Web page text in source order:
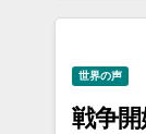
世界の声
戦争